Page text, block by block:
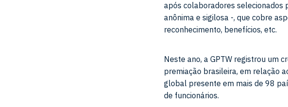
após colaboradores selecionados
anônima e sigilosa -, que cobre
reconhecimento, benefícios, etc.
Neste ano, a GPTW registrou um
premiação brasileira, em relação
global presente em mais de 98
de funcionários.